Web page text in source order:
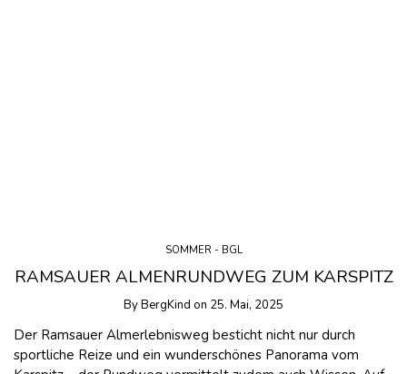
SOMMER - BGL
RAMSAUER ALMENRUNDWEG ZUM KARSPITZ
ByBergKind on 25. Mai, 2025
Der Ramsauer Almerlebnisweg besticht nicht nur durch
sportliche Reize und ein wunderschönes Panorama vom